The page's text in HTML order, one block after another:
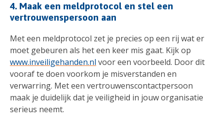
4. Maak een meldprotocol en stel een
vertrouwenspersoon aan
Met een meldprotocol zet je precies op een rij wat er
moet gebeuren als het een keer mis gaat. Kijk op
www.inveiligehanden.nl voor een voorbeeld. Door dit
vooraf te doen voorkom je misverstanden en
verwarring. Met een vertrouwenscontactpersoon
maak je duidelijk dat je veiligheid in jouw organisatie
serieus neemt.